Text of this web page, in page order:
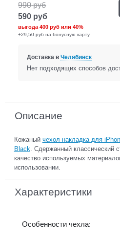
990 руб
590 руб
выгода400 руб или40%
+29,50 руб на бонусную карту
Доставка в Челябинск
Нет подходящих способов
Описание
Кожаный чехол-накладка для
Black . Сдержанный классический
качество используемых
использовании.
Характеристики
Особенности чехла: